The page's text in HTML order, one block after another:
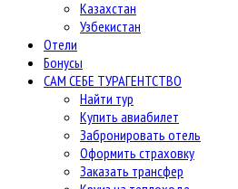
Казахстан
Узбекистан
Отели
Бонусы
САМ СЕБЕ ТУРАГЕНТСТВО
Найти тур
Купить авиабилет
Забронировать отель
Оформить страховку
Заказать трансфер